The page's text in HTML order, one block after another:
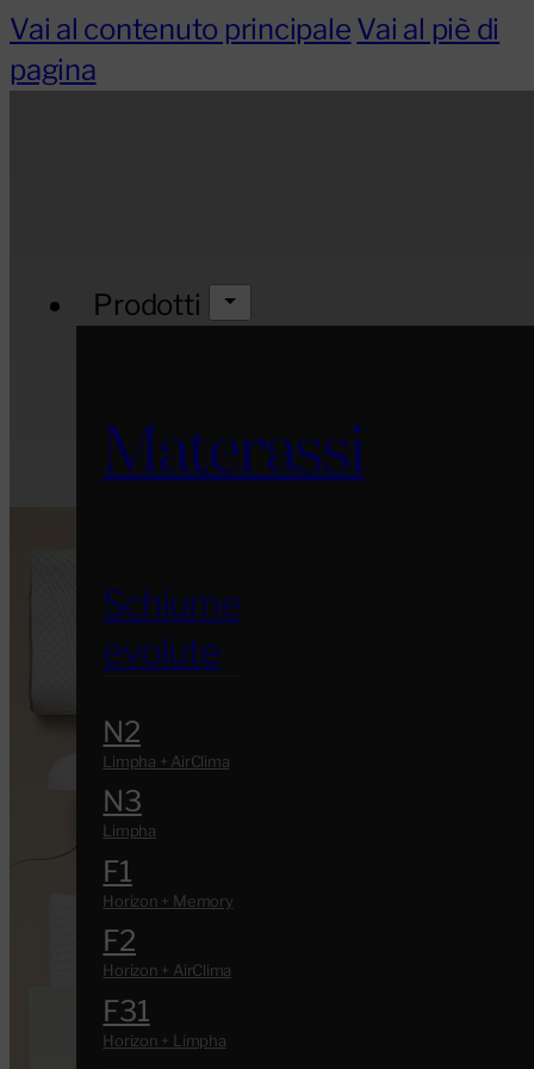
Vai al contenuto principale Vai al piè di
pagina
Prodotti
Materassi
Schiume
evolute
N2
N3
F1
F2
F31